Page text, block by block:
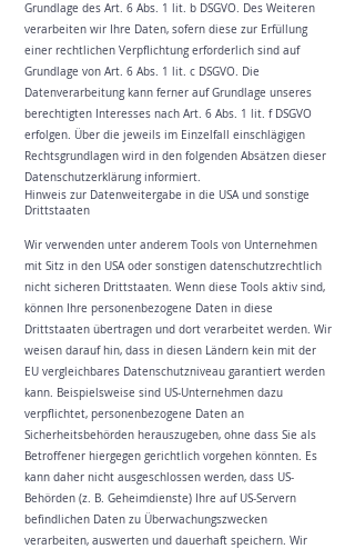
Grundlage des Art. 6 Abs. 1 lit. b DSGVO. Des Weiteren
verarbeiten wir Ihre Daten, sofern diese zur Erfüllung
einer rechtlichen Verpflichtung erforderlich sind auf
Grundlage von Art. 6 Abs. 1 lit. c DSGVO. Die
Datenverarbeitung kann ferner auf Grundlage unseres
berechtigten Interesses nach Art. 6 Abs. 1 lit. f DSGVO
erfolgen. Über die jeweils im Einzelfall einschlägigen
Rechtsgrundlagen wird in den folgenden Absätzen dieser
Datenschutzerklärung informiert.
Hinweis zur Datenweitergabe in die USA und sonstige
Drittstaaten
Wir verwenden unter anderem Tools von Unternehmen
mit Sitz in den USA oder sonstigen datenschutzrechtlich
nicht sicheren Drittstaaten. Wenn diese Tools aktiv sind,
können Ihre personenbezogene Daten in diese
Drittstaaten übertragen und dort verarbeitet werden. Wir
weisen darauf hin, dass in diesen Ländern kein mit der
EU vergleichbares Datenschutzniveau garantiert werden
kann. Beispielsweise sind US-Unternehmen dazu
verpflichtet, personenbezogene Daten an
Sicherheitsbehörden herauszugeben, ohne dass Sie als
Betroffener hiergegen gerichtlich vorgehen könnten. Es
kann daher nicht ausgeschlossen werden, dass US-
Behörden (z. B. Geheimdienste) Ihre auf US-Servern
befindlichen Daten zu Überwachungszwecken
verarbeiten, auswerten und dauerhaft speichern. Wir